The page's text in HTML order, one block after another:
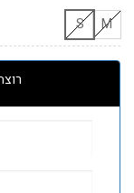
M
S